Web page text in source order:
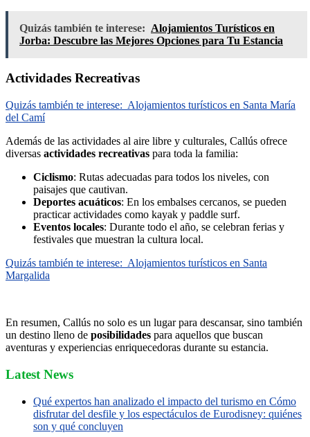
Quizás también te interese: Alojamientos Turísticos en
Jorba: Descubre las Mejores Opciones para Tu Estancia
Actividades Recreativas
Quizás también te interese: Alojamientos turísticos en Santa María
del Camí
Además de las actividades al aire libre y culturales, Callús ofrece
diversas actividades recreativas para toda la familia:
Ciclismo: Rutas adecuadas para todos los niveles, con
paisajes que cautivan.
Deportes acuáticos: En los embalses cercanos, se pueden
practicar actividades como kayak y paddle surf.
Eventos locales: Durante todo el año, se celebran ferias y
festivales que muestran la cultura local.
Quizás también te interese: Alojamientos turísticos en Santa
Margalida
En resumen, Callús no solo es un lugar para descansar, sino también
un destino lleno de posibilidades para aquellos que buscan
aventuras y experiencias enriquecedoras durante su estancia.
Latest News
Qué expertos han analizado el impacto del turismo en Cómo
disfrutar del desfile y los espectáculos de Eurodisney: quiénes
son y qué concluyen